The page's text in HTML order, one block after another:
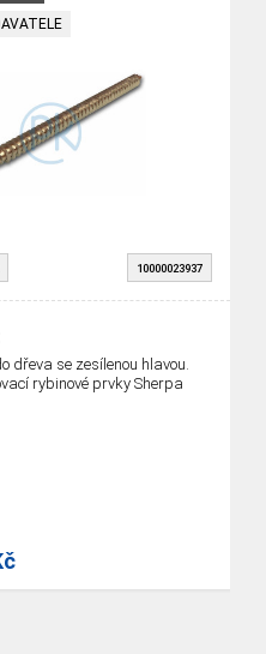
10000023937
dřeva se zesílenou hlavou.
rybinové prvky Sherpa